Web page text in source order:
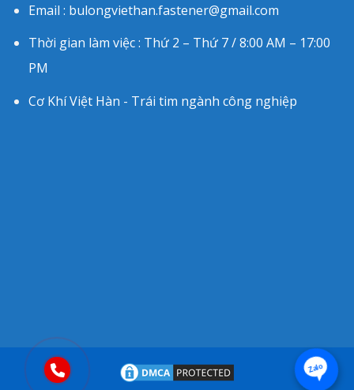
Email : bulongviethan.fastener@gmail.com
Thời gian làm việc : Thứ 2 – Thứ 7 / 8:00 AM – 17:00
PM
Cơ Khí Việt Hàn - Trái tim ngành công nghiệp
Zalo